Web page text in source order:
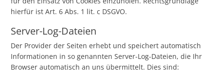
hierfür ist Art. 6 Abs. 1 lit. c DSGVO.
Server-Log-Dateien
Der Provider der Seiten erhebt und speichert automatisch
Informationen in so genannten Server-Log-Dateien, die Ihr
Browser automatisch an uns übermittelt. Dies sind: